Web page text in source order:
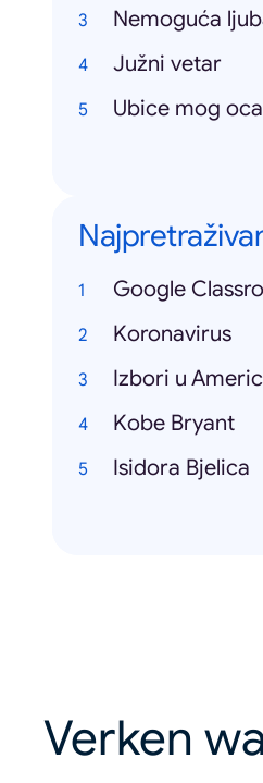
Nemoguća
Južni vetar
Ubice mog oca
Google
Koronavirus
Izbori u
Kobe Bryant
Isidora Bjelica
Verken